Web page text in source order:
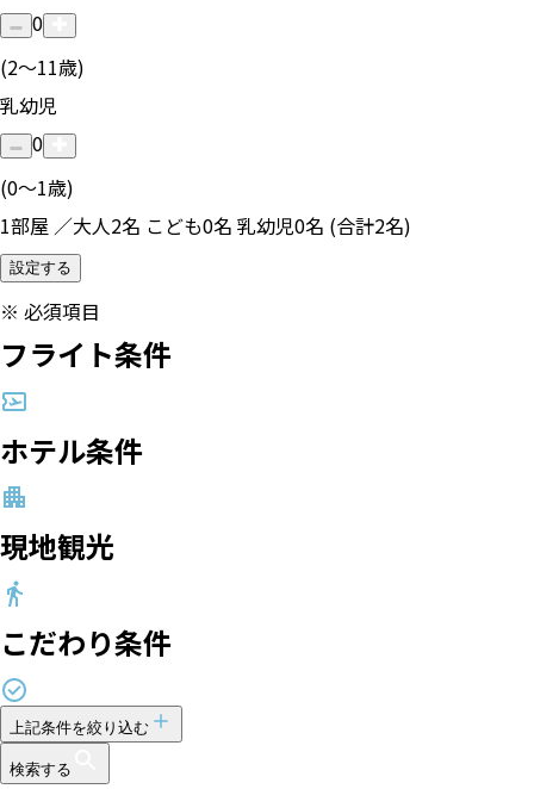
0
(2〜11歳)
乳幼児
0
(0〜1歳)
1部屋 ／大人2名 こども0名 乳幼児0名 (合計2名)
設定する
※ 必須項目
フライト条件
ホテル条件
現地観光
こだわり条件
上記条件を絞り込む
検索する